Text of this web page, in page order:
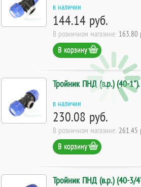
в наличии
144.14 руб.
В розничном магазине: 163.80
В корзину
Тройник ПНД (в.р.) (40-
в наличии
230.08 руб.
В розничном магазине: 261.45
В корзину
Тройник ПНД (в.р.) (40-3/